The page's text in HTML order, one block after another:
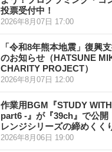
投票受付中！
2026年8月07日 17:00
「令和8年熊本地震」復興
のお知らせ（HATSUNE
CHARITY PROJECT）
2026年8月07日 12:00
作業用BGM『STUDY
part6 -』が『39ch』で公開
レンジシリーズの締めくく
2026年8月06日 19:00